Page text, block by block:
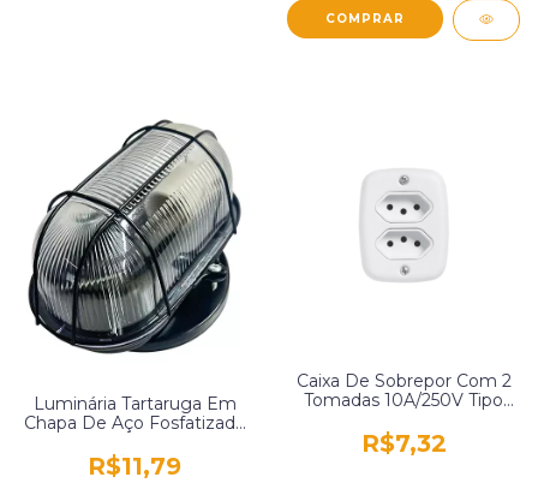
Luminária Tartaruga Em
Chapa De Aço Fosfatizada
Preta Lumavi 56
R$11,79
Caixa De Sobrepor Com 2
Tomadas 10A/250V Tipo
9013
R$7,32